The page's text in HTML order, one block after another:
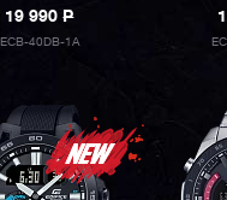
19 990P
ECB-40DB-1A